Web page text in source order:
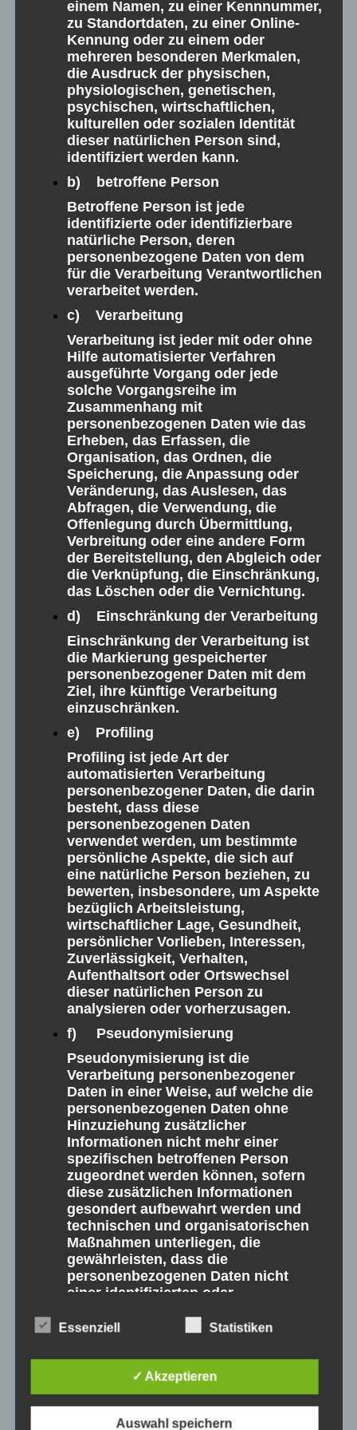
Wohnung
Kauf
Wohnen am Wasser ndash; Ein Traum wird
wahr! Der elegante Baustil und die großzügige
Grünanlage machen Ihr neues Zuhause zu etwas
Besonderem! Aufgeteilt in zwei Gebäude,
werden über vier Etagen moderne Wohnträume
erfüllt. Das Gebäude wird mit 16 Wohnungen
erbaut. Das Projekt wurde als KfW-55-
Effizienzhaus geplant und ist somit auch
förderfähig. Von der Tiefgarage aus…
Mehr Details
Offenburg-Wohnen am Wasser –
Blick von oben/ ATTIKA C13
Wohnung
Kauf
wahr! Der elegant gebogene Baustil und die
großzügige Grünanlage machen Ihr neues
Zuhause zu etwas Besonderem! Aufgeteilt in
einem Namen, zu einer Kennnummer,
zu Standortdaten, zu einer Online-
Kennung oder zu einem oder
mehreren besonderen Merkmalen,
die Ausdruck der physischen,
physiologischen, genetischen,
psychischen, wirtschaftlichen,
kulturellen oder sozialen Identität
dieser natürlichen Person sind,
identifiziert werden kann.
b) betroffene Person
Betroffene Person ist jede
identifizierte oder identifizierbare
natürliche Person, deren
personenbezogene Daten von dem
für die Verarbeitung Verantwortlichen
verarbeitet werden.
c) Verarbeitung
Verarbeitung ist jeder mit oder ohne
Hilfe automatisierter Verfahren
ausgeführte Vorgang oder jede
solche Vorgangsreihe im
Zusammenhang mit
personenbezogenen Daten wie das
Erheben, das Erfassen, die
Organisation, das Ordnen, die
Speicherung, die Anpassung oder
Veränderung, das Auslesen, das
Abfragen, die Verwendung, die
Offenlegung durch Übermittlung,
Verbreitung oder eine andere Form
der Bereitstellung, den Abgleich oder
die Verknüpfung, die Einschränkung,
das Löschen oder die Vernichtung.
d) Einschränkung der Verarbeitung
Einschränkung der Verarbeitung ist
die Markierung gespeicherter
personenbezogener Daten mit dem
Ziel, ihre künftige Verarbeitung
einzuschränken.
e) Profiling
Profiling ist jede Art der
automatisierten Verarbeitung
personenbezogener Daten, die darin
besteht, dass diese
personenbezogenen Daten
verwendet werden, um bestimmte
persönliche Aspekte, die sich auf
eine natürliche Person beziehen, zu
bewerten, insbesondere, um Aspekte
bezüglich Arbeitsleistung,
wirtschaftlicher Lage, Gesundheit,
persönlicher Vorlieben, Interessen,
Zuverlässigkeit, Verhalten,
Aufenthaltsort oder Ortswechsel
dieser natürlichen Person zu
analysieren oder vorherzusagen.
f) Pseudonymisierung
Pseudonymisierung ist die
Verarbeitung personenbezogener
Daten in einer Weise, auf welche die
personenbezogenen Daten ohne
Hinzuziehung zusätzlicher
Informationen nicht mehr einer
spezifischen betroffenen Person
zugeordnet werden können, sofern
diese zusätzlichen Informationen
gesondert aufbewahrt werden und
technischen und organisatorischen
Maßnahmen unterliegen, die
gewährleisten, dass die
personenbezogenen Daten nicht
einer identifizierten oder
zugewiesen werden.
Verarbeitung Verantwortlicher
Verantwortlicher oder für die
Verarbeitung Verantwortlicher ist die
natürliche oder juristische Person,
Essenziell Statistiken
✓ Akzeptieren
Auswahl speichern